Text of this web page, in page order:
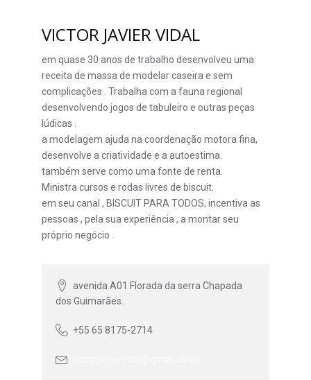
VICTOR JAVIER VIDAL
em quase 30 anos de trabalho desenvolveu uma
receita de massa de modelar caseira e sem
complicações . Trabalha com a fauna regional
desenvolvendo jogos de tabuleiro e outras peças
lúdicas .
a modelagem ajuda na coordenação motora fina,
desenvolve a criatividade e a autoestima.
também serve como uma fonte de renta.
Ministra cursos e rodas livres de biscuit.
em seu canal , BISCUIT PARA TODOS, incentiva as
pessoas , pela sua experiência , a montar seu
próprio negócio .
avenida A01 Florada da serra Chapada
dos Guimarães.
+55 65 8175-2714